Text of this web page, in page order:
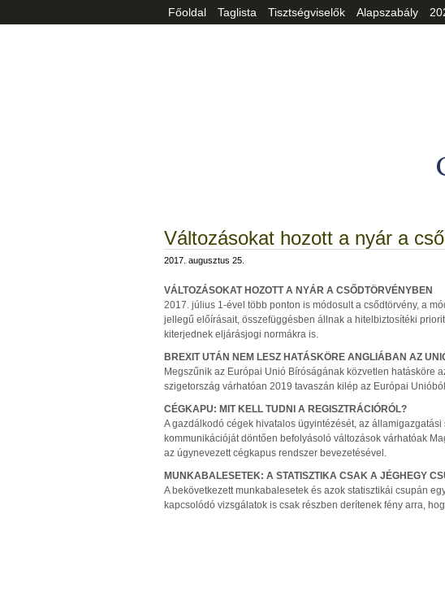
Főoldal Taglista Tisztségviselők Alapszabály
Változásokat hozott a nyár a
2017. augusztus 25.
VÁLTOZÁSOKAT HOZOTT A NYÁR A CSŐDTÖRVÉNYBEN
2017. július 1-ével több ponton is módosult a csődtörvény, a
jellegű előírásait, összefüggésben állnak a hitelbiztosítéki
kiterjednek eljárásjogi normákra is.
BREXIT UTÁN NEM LESZ HATÁSKÖRE ANGLIÁBAN AZ
Megszűnik az Európai Unió Bíróságának közvetlen hatásköre
szigetország várhatóan 2019 tavaszán kilép az Európai
CÉGKAPU: MIT KELL TUDNI A REGISZTRÁCIÓRÓL?
A gazdálkodó cégek hivatalos ügyintézését, az
kommunikációját döntően befolyásoló változások várhatóak
az úgynevezett cégkapus rendszer bevezetésével.
MUNKABALESETEK: A STATISZTIKA CSAK A JÉGHEGY
A bekövetkezett munkabalesetek és azok statisztikái csupán
kapcsolódó vizsgálatok is csak részben derítenek fény arra,